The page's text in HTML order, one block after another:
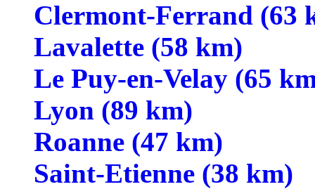
Clermont-Ferrand (63
Lavalette (58 km)
Le Puy-en-Velay (65
Lyon (89 km)
Roanne (47 km)
Saint-Etienne (38 km)